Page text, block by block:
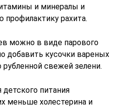
и минералы и
рахита.
можно в виде парового
добавить кусочки вареных
свежей зелени.
питания
меньше холестерина и